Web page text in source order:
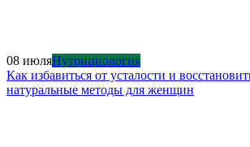
08 июляНутрициология
Как избавиться от усталости и
натуральные методы для женщин